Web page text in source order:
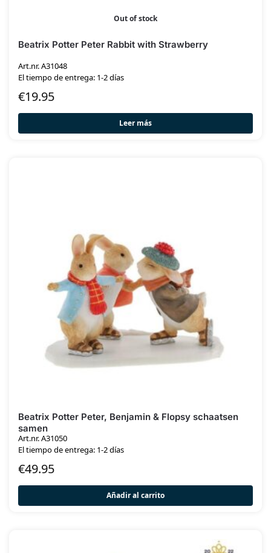
Out of stock
Beatrix Potter Peter Rabbit with Strawberry
Art.nr. A31048
El tiempo de entrega: 1-2 días
€19.95
Leer más
Beatrix Potter Peter, Benjamin & Flopsy schaatsen
samen
Art.nr. A31050
El tiempo de entrega: 1-2 días
€49.95
Añadir al carrito